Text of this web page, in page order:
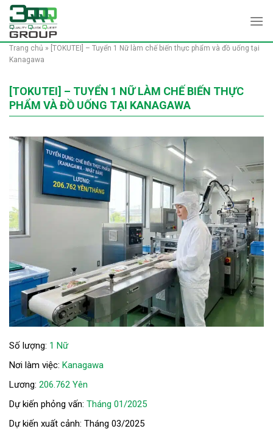
Skip
content
Trang chủ » [TOKUTEI] – Tuyển 1 Nữ làm chế biến thực phẩm và đồ uống tại
Kanagawa
[TOKUTEI] – TUYỂN 1 NỮ LÀM CHẾ BIẾN THỰC
PHẨM VÀ ĐỒ UỐNG TẠI KANAGAWA
Số lượng: 1 Nữ
Nơi làm việc: Kanagawa
Lương: 206.762 Yên
Dự kiến phỏng vấn: Tháng 01/2025
Dự kiến xuất cảnh: Tháng 03/2025